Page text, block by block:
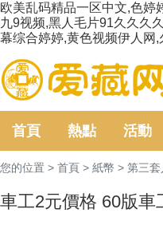
欧美乱码精品一区中文,色婷
九9视频,黑人毛片91久久久
幕综合婷婷,黄色视频伊人网
首頁 熱點 活動
您的位置 > 首頁 > 紙幣 > 第三套
車工2元價格 60版車